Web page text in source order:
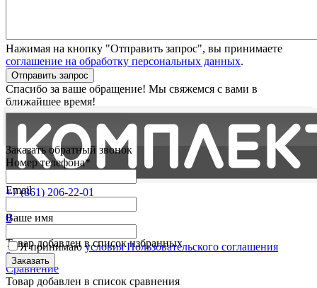
Нажимая на кнопку "Отправить запрос", вы принимаете
соглашение на обработку персональных данных.
Отправить запрос
Спасибо за ваше обращение! Мы свяжемся с вами в
ближайшее время!
+7 (861) 206-22-01
0
Товар добавлен в список избранных
0
Сравнение
Товар добавлен в список сравнения
Заказать обратный звонок
Номер телефона*
Email
Ваше имя
Я принимаюусловия Пользовательского соглашения